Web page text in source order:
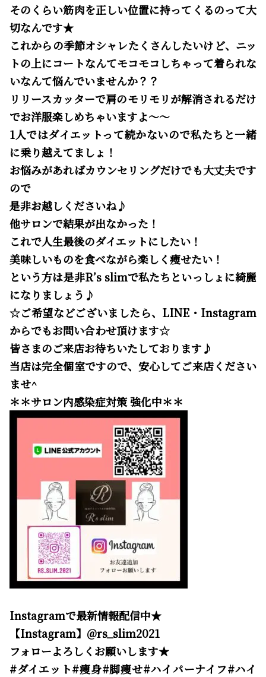
そのくらい筋肉を正しい位置に持ってくるのって大
切なんです★
これからの季節オシャレたくさんしたいけど、ニッ
トの上にコートなんてモコモコしちゃって着られな
いなんて悩んでいませんか？？
リリースカッターで肩のモリモリが解消されるだけ
でお洋服楽しめちゃいますよ～～
1人ではダイエットって続かないので私たちと一緒
に乗り越えてましょ！
お悩みがあればカウンセリングだけでも大丈夫です
ので
是非お越しくださいね♪
他サロンで結果が出なかった！
これで人生最後のダイエットにしたい！
美味しいものを食べながら楽しく痩せたい！
という方は是非R’s slimで私たちといっしょに綺麗
になりましょう♪
☆ご希望などございましたら、LINE・Instagram
からでもお問い合わせ頂けます☆
皆さまのご来店お待ちいたしております♪
当店は完全個室ですので、安心してご来店ください
ませ^
＊＊サロン内感染症対策 強化中＊＊
Instagramで最新情報配信中★
【Instagram】@rs_slim2021
フォローよろしくお願いします★
#ダイエット#痩身#脚痩せ#ハイパーナイフ#ハイ